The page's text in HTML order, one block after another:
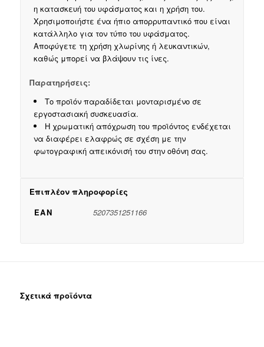
η κατασκευή του υφάσματος και η χρήση του.
Χρησιμοποιήστε ένα ήπιο απορρυπαντικό που είναι
κατάλληλο για τον τύπο του υφάσματος.
Αποφύγετε τη χρήση χλωρίνης ή λευκαντικών,
καθώς μπορεί να βλάψουν τις ίνες.
Παρατηρήσεις:
Το προϊόν παραδίδεται μονταρισμένο σε
εργοστασιακή συσκευασία.
Η χρωματική απόχρωση του προϊόντος ενδέχεται
να διαφέρει ελαφρώς σε σχέση με την
φωτογραφική απεικόνισή του στην οθόνη σας.
Επιπλέον πληροφορίες
EAN
5207351251166
Σχετικά προϊόντα